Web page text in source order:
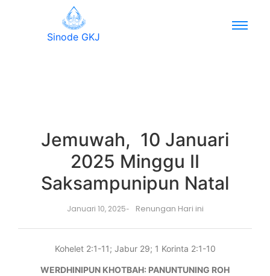
Sinode GKJ
Jemuwah, 10 Januari
2025 Minggu II
Saksampunipun Natal
Januari 10, 2025- Renungan Hari ini
Kohelet 2:1-11; Jabur 29; 1 Korinta 2:1-10
WERDHINIPUN KHOTBAH: PANUNTUNING ROH